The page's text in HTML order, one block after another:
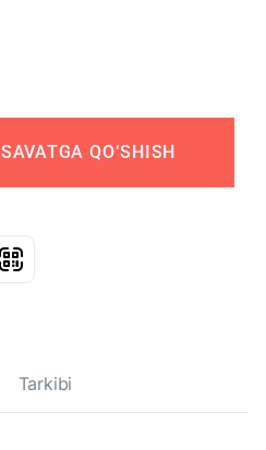
SAVATGA QO‘SHISH
Tarkibi